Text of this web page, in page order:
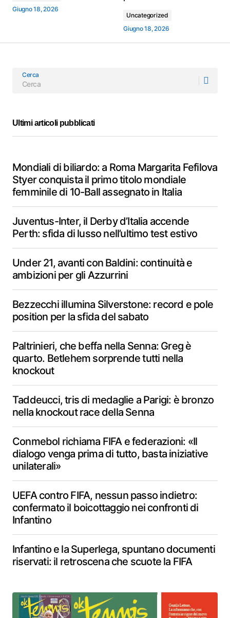
Giugno 18, 2026
Uncategorized
Giugno 18, 2026
Cerca
Ultimi articoli pubblicati
Mondiali di biliardo: a Roma Margarita Fefilova
Styer conquista il primo titolo mondiale
femminile di 10-Ball assegnato in Italia
Juventus-Inter, il Derby d’Italia accende
Perth: sfida di lusso nell’ultimo test estivo
Under 21, avanti con Baldini: continuità e
ambizioni per gli Azzurrini
Bezzecchi illumina Silverstone: record e pole
position per la sfida del sabato
Paltrinieri, che beffa nella Senna: Greg è
quarto. Betlehem sorprende tutti nella
knockout
Taddeucci, tris di medaglie a Parigi: è bronzo
nella knockout race della Senna
Conmebol richiama FIFA e federazioni: «Il
dialogo venga prima di tutto, basta iniziative
unilaterali»
UEFA contro FIFA, nessun passo indietro:
confermato il boicottaggio nei confronti di
Infantino
Infantino e la Superlega, spuntano documenti
riservati: il retroscena che scuote la FIFA